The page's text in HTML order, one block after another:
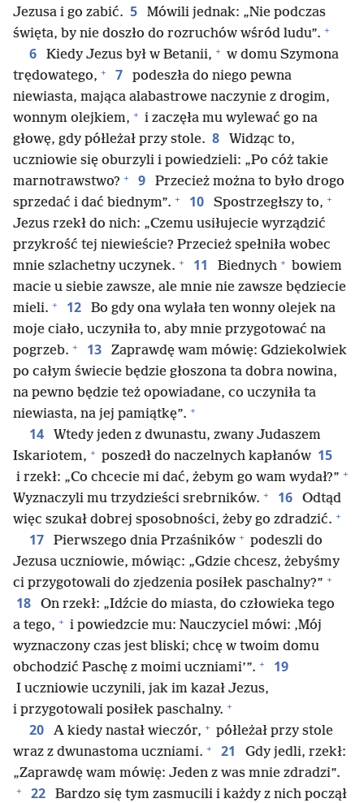
Jezusa i go zabić. 5
Mówili jednak: „Nie podczas
święta, by nie doszło do rozruchów wśród ludu”. +
6 Kiedy Jezus był w Betanii, + w domu Szymona
trędowatego, + 7
podeszła do niego pewna
niewiasta, mająca alabastrowe naczynie z drogim,
wonnym olejkiem, + i zaczęła mu wylewać go na
głowę, gdy półleżał przy stole. 8
Widząc to,
uczniowie się oburzyli i powiedzieli: „Po cóż takie
marnotrawstwo? + 9
Przecież można to było drogo
sprzedać i dać biednym”. + 10 Spostrzegłszy to, +
Jezus rzekł do nich: „Czemu usiłujecie wyrządzić
przykrość tej niewieście? Przecież spełniła wobec
mnie szlachetny uczynek. + 11 Biednych + bowiem
macie u siebie zawsze, ale mnie nie zawsze będziecie
mieli. + 12
Bo gdy ona wylała ten wonny olejek na
moje ciało, uczyniła to, aby mnie przygotować na
pogrzeb. + 13
Zaprawdę wam mówię: Gdziekolwiek
po całym świecie będzie głoszona ta dobra nowina,
na pewno będzie też opowiadane, co uczyniła ta
niewiasta, na jej pamiątkę”. +
14
Wtedy jeden z dwunastu, zwany Judaszem
Iskariotem, + poszedł do naczelnych kapłanów 15
i rzekł: „Co chcecie mi dać, żebym go wam wydał?” +
Wyznaczyli mu trzydzieści srebrników. + 16
Odtąd
więc szukał dobrej sposobności, żeby go zdradzić. +
17 Pierwszego dnia Przaśników + podeszli do
Jezusa uczniowie, mówiąc: „Gdzie chcesz, żebyśmy
ci przygotowali do zjedzenia posiłek paschalny?” +
18
On rzekł: „Idźcie do miasta, do człowieka tego
a tego, + i powiedzcie mu: Nauczyciel mówi: ‚Mój
wyznaczony czas jest bliski; chcę w twoim domu
obchodzić Paschę z moimi uczniami’”. + 19
I uczniowie uczynili, jak im kazał Jezus,
i przygotowali posiłek paschalny. +
20 A kiedy nastał wieczór, + półleżał przy stole
wraz z dwunastoma uczniami. + 21
Gdy jedli, rzekł:
„Zaprawdę wam mówię: Jeden z was mnie zdradzi”.
+ 22
Bardzo się tym zasmucili i każdy z nich począł